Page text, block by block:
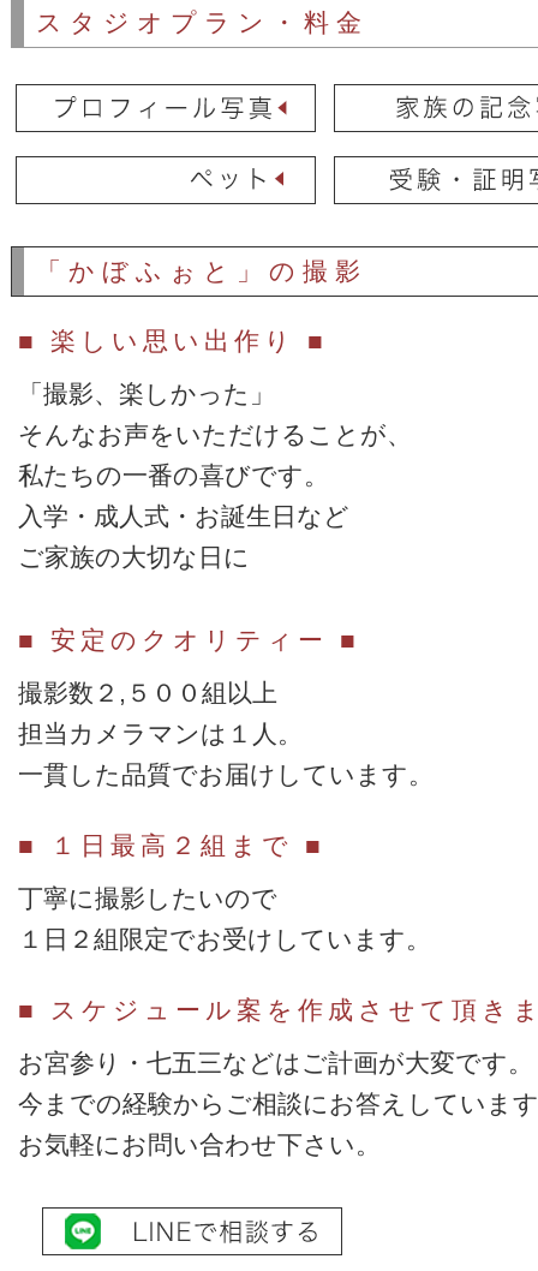
スタジオプラン・料金
「かぼふぉと」の撮影
■ 楽しい思い出作り ■
「撮影、楽しかった」
そんなお声をいただけることが、
私たちの一番の喜びです。
入学・成人式・お誕生日など
ご家族の大切な日に
■ 安定のクオリティー ■
撮影数２,５００組以上
担当カメラマンは１人。
一貫した品質でお届けしています。
■ １日最高２組まで ■
丁寧に撮影したいので
１日２組限定でお受けしています。
■ スケジュール案を作成させて頂き
お宮参り・七五三などはご計画が大変です。
今までの経験からご相談にお答えしていま
お気軽にお問い合わせ下さい。